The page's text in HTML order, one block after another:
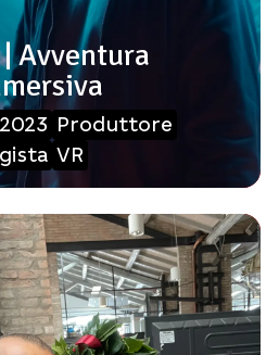
Avventura
Produttore
VR